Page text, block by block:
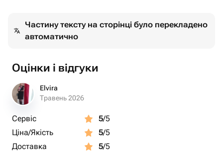
Страна: Австрия
Материал 2: Родиевое покрытие
Цвет материала: Серебряный
Размер: 0.6 Cm
Стиль серьги: Гвоздь
На украшения нет гарантии.
Частину тексту на сторінці було перекладено
автоматично
Оцінки і відгуки
Elvira
Травень 2026
Сервіс 5/5
Ціна/Якість
5/5
Доставка
5/5